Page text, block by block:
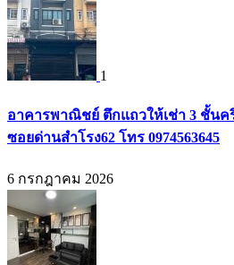
1
อาคารพาณิชย์ ตึกแถวให้เช่า 3 ชั้น
ซอยด่านสำโรง62 โทร 0974563645
6 กรกฎาคม 2026